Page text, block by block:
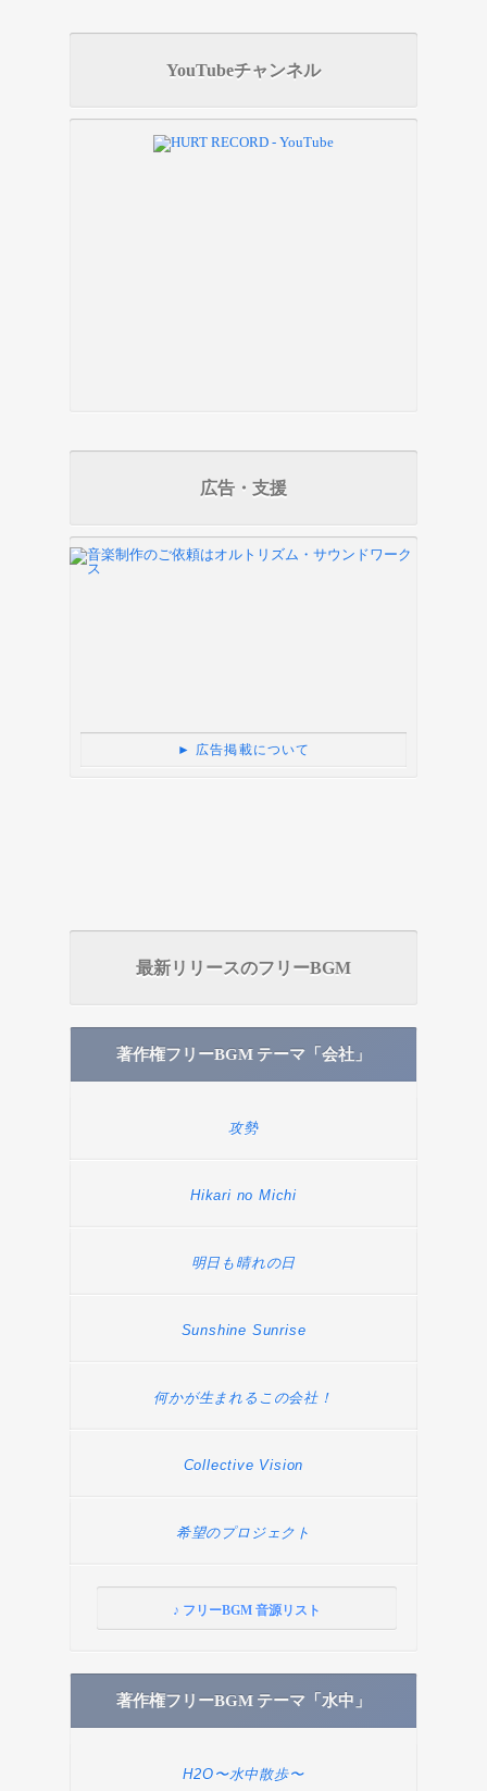
YouTubeチャンネル
広告・支援
► 広告掲載について
最新リリースのフリーBGM
著作権フリーBGM テーマ「会社」
攻勢
Hikari no Michi
明日も晴れの日
Sunshine Sunrise
何かが生まれるこの会社！
Collective Vision
希望のプロジェクト
♪ フリーBGM 音源リスト
著作権フリーBGM テーマ「水中」
H2O〜水中散歩〜